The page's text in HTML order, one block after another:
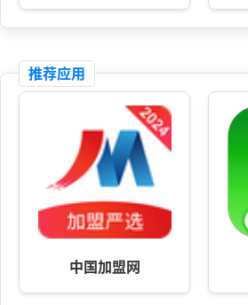
推荐应用
中国加盟网